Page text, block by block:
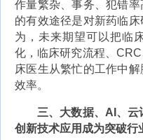
作量繁杂、事务、犯错
的有效途径是对新药临
为，未来期望可以把临
化，临床研究流程、
床医生从繁忙的工作中
效率。
三、大数据、AI、云
创新技术应用成为突破行